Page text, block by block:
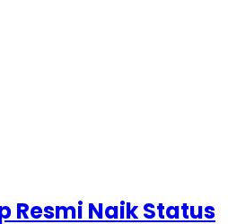
Resmi Naik Status